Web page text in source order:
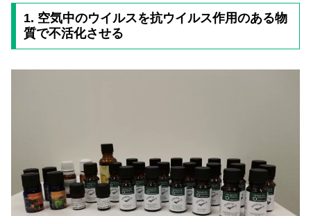
1. 空気中のウイルスを抗ウイルス作用のある物
質で不活化させる